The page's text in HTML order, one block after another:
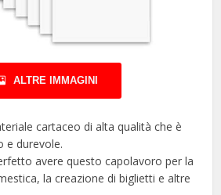
ALTRE IMMAGINI
cartaceo di alta qualità che è
e durevole.
avere questo capolavoro per la
la creazione di biglietti e altre